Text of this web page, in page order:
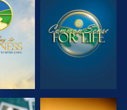
СМОТРЕТЬ